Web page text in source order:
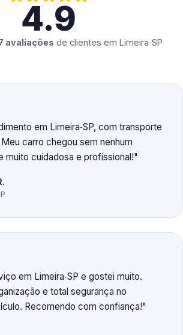
4.9
avaliações de clientes em Limeira‑SP
em Limeira‑SP, com transporte
carro chegou sem nenhum
muito cuidadosa e profissional!
em Limeira‑SP e gostei muito.
e total segurança no
Recomendo com confiança!